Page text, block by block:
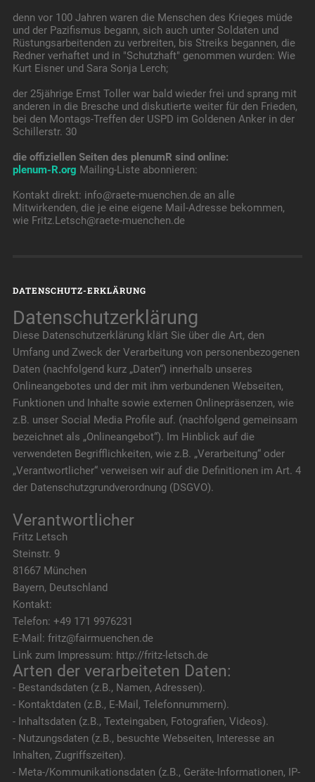
denn vor 100 Jahren waren die Menschen des Krieges müde
und der Pazifismus begann, sich auch unter Soldaten und
Rüstungsarbeitenden zu verbreiten, bis Streiks begannen, die
Redner verhaftet und in "Schutzhaft" genommen wurden: Wie
Kurt Eisner und Sara Sonja Lerch;
der 25jährige Ernst Toller war bald wieder frei und sprang mit
anderen in die Bresche und diskutierte weiter für den Frieden,
bei den Montags-Treffen der USPD im Goldenen Anker in der
Schillerstr. 30
die offiziellen Seiten des plenumR sind online:
plenum-R.org Mailing-Liste abonnieren:
Kontakt direkt: info@raete-muenchen.de an alle
Mitwirkenden, die je eine eigene Mail-Adresse bekommen,
wie Fritz.Letsch@raete-muenchen.de
DATENSCHUTZ-ERKLÄRUNG
Datenschutzerklärung
Diese Datenschutzerklärung klärt Sie über die Art, den
Umfang und Zweck der Verarbeitung von personenbezogenen
Daten (nachfolgend kurz „Daten“) innerhalb unseres
Onlineangebotes und der mit ihm verbundenen Webseiten,
Funktionen und Inhalte sowie externen Onlinepräsenzen, wie
z.B. unser Social Media Profile auf. (nachfolgend gemeinsam
bezeichnet als „Onlineangebot“). Im Hinblick auf die
verwendeten Begrifflichkeiten, wie z.B. „Verarbeitung“ oder
„Verantwortlicher“ verweisen wir auf die Definitionen im Art. 4
der Datenschutzgrundverordnung (DSGVO).
Verantwortlicher
Fritz Letsch
Steinstr. 9
81667 München
Bayern, Deutschland
Kontakt:
Telefon: +49 171 9976231
E-Mail: fritz@fairmuenchen.de
Link zum Impressum: http://fritz-letsch.de
Arten der verarbeiteten Daten:
- Bestandsdaten (z.B., Namen, Adressen).
- Kontaktdaten (z.B., E-Mail, Telefonnummern).
- Inhaltsdaten (z.B., Texteingaben, Fotografien, Videos).
- Nutzungsdaten (z.B., besuchte Webseiten, Interesse an
Inhalten, Zugriffszeiten).
- Meta-/Kommunikationsdaten (z.B., Geräte-Informationen, IP-